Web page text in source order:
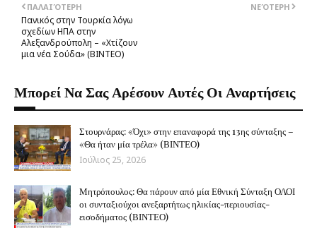
ΝΕΌΤΕΡΗ
ΠΑΛΑΙΌΤΕΡΗ
Πανικός στην Τουρκία λόγω
σχεδίων ΗΠΑ στην
Αλεξανδρούπολη – «Χτίζουν
μια νέα Σούδα» (ΒΙΝΤΕΟ)
Μπορεί Να Σας Αρέσουν Αυτές Οι Αναρτήσεις
Στουρνάρας: «Όχι» στην επαναφορά της 13ης σύνταξης –
«Θα ήταν μία τρέλα» (ΒΙΝΤΕΟ)
Ιούλιος 25, 2026
Μητρόπουλος: Θα πάρουν από μία Εθνική Σύνταξη ΟΛΟΙ
οι συνταξιούχοι ανεξαρτήτως ηλικίας-περιουσίας-
εισοδήματος (ΒΙΝΤΕΟ)